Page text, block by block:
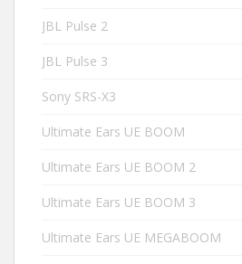
JBL Pulse 2
JBL Pulse 3
Sony SRS-X3
Ultimate Ears UE BOOM
Ultimate Ears UE BOOM 2
Ultimate Ears UE BOOM 3
Ultimate Ears UE MEGABOOM